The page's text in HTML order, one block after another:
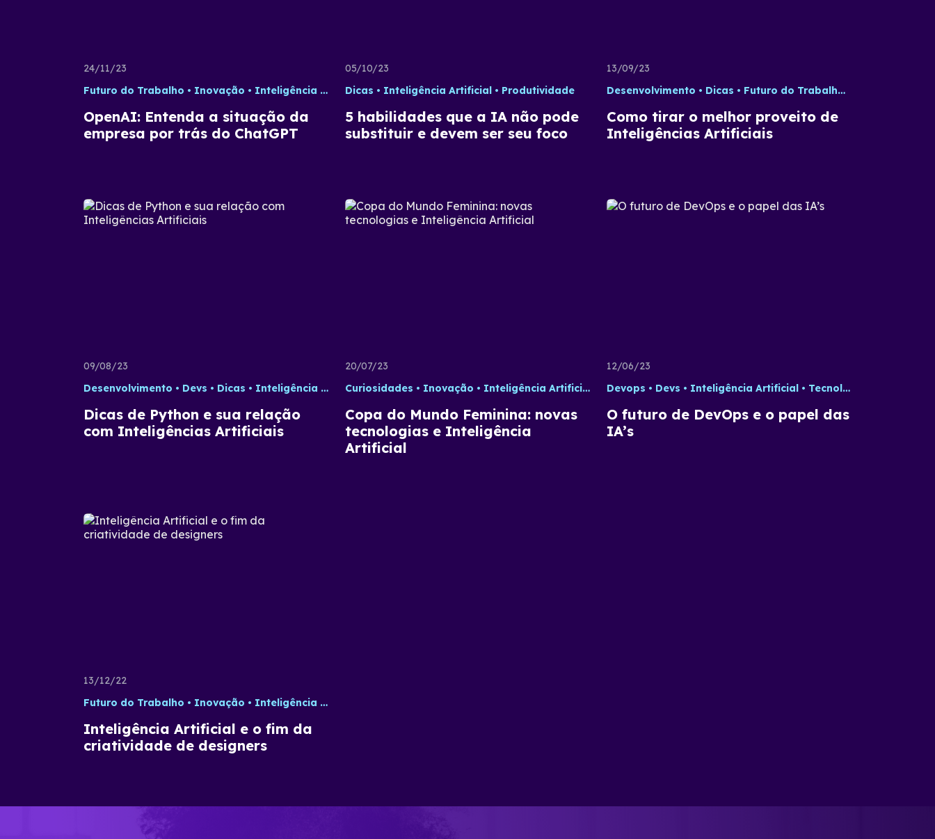
24/11/23
Futuro do Trabalho
Inovação Inteligência Artificial Tecnologia
OpenAI: Entenda a situação da
empresa por trás do ChatGPT
05/10/23
Dicas
Inteligência Artificial Produtividade
5 habilidades que a IA não pode
substituir e devem ser seu foco
13/09/23
Desenvolvimento
Dicas Futuro do Trabalho
Como tirar o melhor proveito de
Inteligências Artificiais
09/08/23
Desenvolvimento
Devs Dicas Inteligência Artificial Python
Dicas de Python e sua relação
com Inteligências Artificiais
20/07/23
Curiosidades
Inovação Inteligência Artificial Tecnologia
Copa do Mundo Feminina: novas
tecnologias e Inteligência
Artificial
12/06/23
Devops
Devs Inteligência Artificial Tecnologia
O futuro de DevOps e o papel das
IA’s
13/12/22
Futuro do Trabalho
Inovação Inteligência Artificial
Inteligência Artificial e o fim da
criatividade de designers